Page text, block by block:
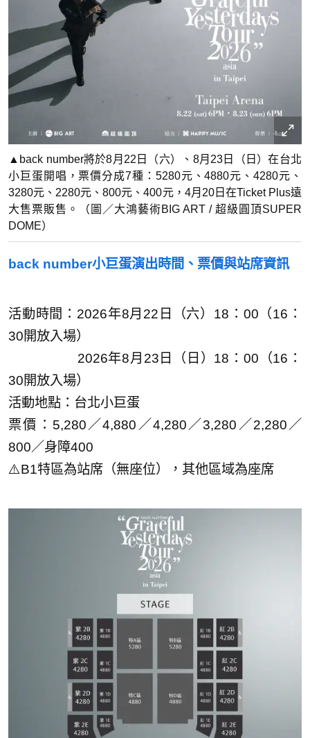
▲back number將於8月22日（六）、8月23日（日）在台北
小巨蛋開唱，票價分成7種：5280元、4880元、4280元、
3280元、2280元、800元、400元，4月20日在Ticket Plus遠
大售票販售。（圖／大鴻藝術BIG ART / 超級圓頂SUPER
DOME）
back number小巨蛋演出時間、票價與站席資訊
活動時間：2026年8月22日（六）18：00（16：
30開放入場）
​​​​​​​ 2026年8月23日（日）18：00（16：
30開放入場）
活動地點：台北小巨蛋
票價：5,280／4,880／4,280／3,280／2,280／
800／身障400
⚠️B1特區為站席（無座位），其他區域為座席